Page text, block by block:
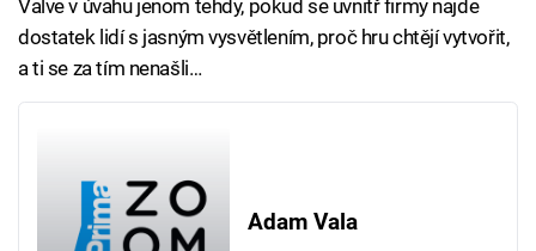
Valve v úvahu jenom tehdy, pokud se uvnitř firmy najde
dostatek lidí s jasným vysvětlením, proč hru chtějí vytvořit,
a ti se za tím nenašli…
Adam Vala